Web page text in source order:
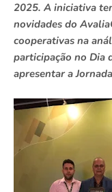
2025. A iniciativa
novidades do
cooperativas na
participação no Dia
apresentar a